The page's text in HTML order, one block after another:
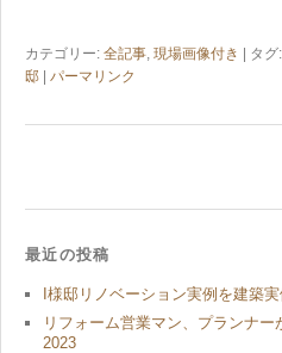
カテゴリー: 全記事, 現場画像付き | タグ:
邸
パーマリンク
最近の投稿
I様邸リノベーション実例を建築
リフォーム営業マン、プランナ
2023